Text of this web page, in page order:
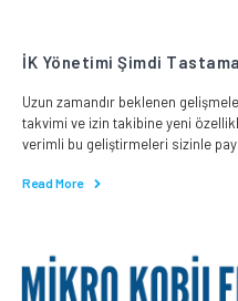
İK Yönetimi Şimdi
Uzun zamandır beklenen
takvimi ve izin takibine yeni
verimli bu geliştirmeleri sizinle
Read More